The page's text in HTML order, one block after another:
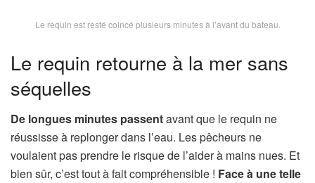
Le requin est resté coincé plusieurs minutes à l’avant du bateau.
Le requin retourne à la mer sans
séquelles
De longues minutes passentavant que le requin ne
réussisse à replonger dans l’eau. Les pêcheurs ne
voulaient pas prendre le risque de l’aider à mains nues. Et
bien sûr, c’est tout à fait compréhensible ! Face à une telle